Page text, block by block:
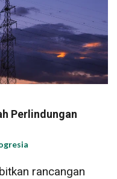
Perlindungan
rancangan